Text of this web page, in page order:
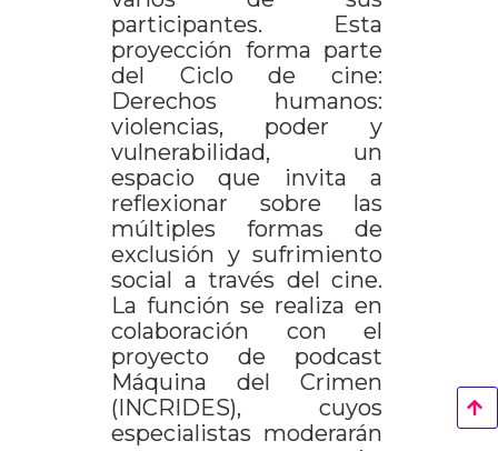
participantes. Esta
proyección forma parte
del Ciclo de cine:
Derechos humanos:
violencias, poder y
vulnerabilidad, un
espacio que invita a
reflexionar sobre las
múltiples formas de
exclusión y sufrimiento
social a través del cine.
La función se realiza en
colaboración con el
proyecto de podcast
Máquina del Crimen
(INCRIDES), cuyos
especialistas moderarán